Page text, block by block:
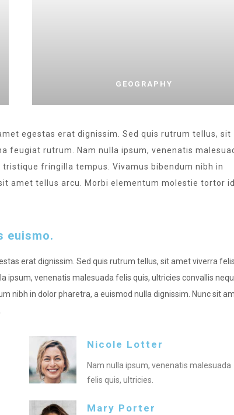
GEOGRAPHY
egestas erat dignissim. Sed quis rutrum tellus, sit
feugiat rutrum. Nam nulla ipsum, venenatis
fringilla tempus. Vivamus bibendum nibh in
amet tellus arcu. Morbi elementum molestie tortor id
euismo.
erat dignissim. Sed quis rutrum tellus, sit amet viverra
venenatis malesuada felis quis, ultricies convallis
nibh in dolor pharetra, a euismod nulla dignissim. Nunc sit
Nicole Lotter
Nam nulla ipsum, venenatis malesuada
felis quis, ultricies.
Mary Porter